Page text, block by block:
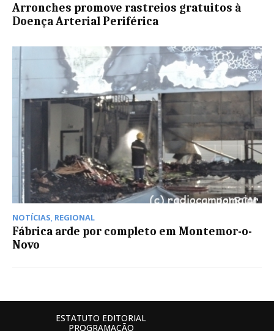
Arronches promove rastreios gratuitos à
Doença Arterial Periférica
NOTÍCIAS, REGIONAL
Fábrica arde por completo em Montemor-o-
Novo
ESTATUTO EDITORIAL
PROGRAMAÇÃO